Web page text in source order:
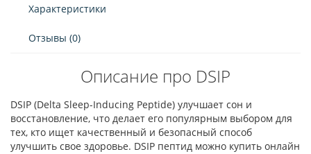
Характеристики
Отзывы (0)
Описание про DSIP
DSIP (Delta Sleep-Inducing Peptide) улучшает сон и
восстановление, что делает его популярным выбором для
тех, кто ищет качественный и безопасный способ
улучшить свое здоровье. DSIP пептид можно купить онлайн